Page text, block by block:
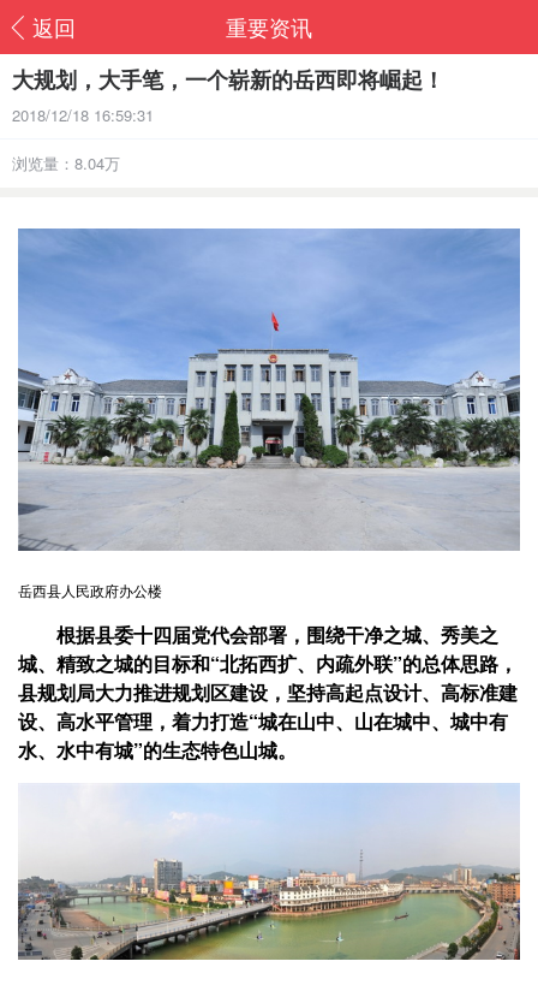
返回
重要资讯
大规划，大手笔，一个崭新的岳西即将崛起！
2018/12/18 16:59:31
浏览量：8.04万
岳西县人民政府办公楼
根据县委十四届党代会部署，围绕干净之城、秀美之
城、精致之城的目标和“北拓西扩、内疏外联”的总体思路，
县规划局大力推进规划区建设，坚持高起点设计、高标准建
设、高水平管理，着力打造“城在山中、山在城中、城中有
水、水中有城”的生态特色山城。